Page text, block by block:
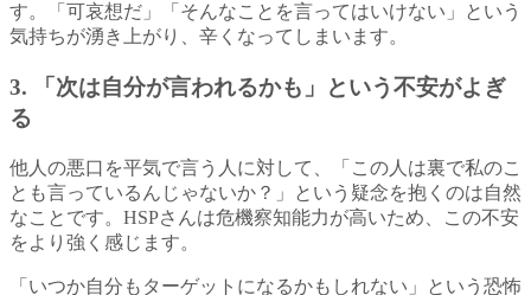
す。「可哀想だ」「そんなことを言ってはいけない」という
気持ちが湧き上がり、辛くなってしまいます。
3. 「次は自分が言われるかも」という不安がよぎ
る
他人の悪口を平気で言う人に対して、「この人は裏で私のこ
とも言っているんじゃないか？」という疑念を抱くのは自然
なことです。HSPさんは危機察知能力が高いため、この不安
をより強く感じます。
「いつか自分もターゲットになるかもしれない」という恐怖